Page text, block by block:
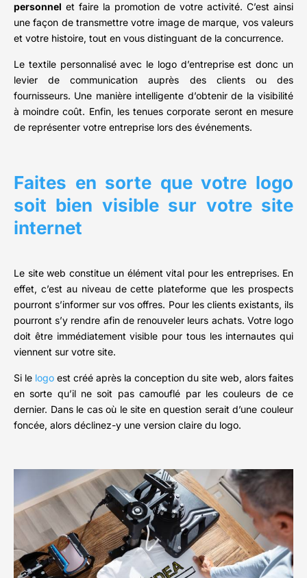
personnel et faire la promotion de votre activité. C’est ainsi
une façon de transmettre votre image de marque, vos valeurs
et votre histoire, tout en vous distinguant de la concurrence.
Le textile personnalisé avec le logo d’entreprise est donc un
levier de communication auprès des clients ou des
fournisseurs. Une manière intelligente d’obtenir de la visibilité
à moindre coût. Enfin, les tenues corporate seront en mesure
de représenter votre entreprise lors des événements.
Faites en sorte que votre logo
soit bien visible sur votre site
internet
Le site web constitue un élément vital pour les entreprises. En
effet, c’est au niveau de cette plateforme que les prospects
pourront s’informer sur vos offres. Pour les clients existants, ils
pourront s’y rendre afin de renouveler leurs achats. Votre logo
doit être immédiatement visible pour tous les internautes qui
viennent sur votre site.
Si le logo est créé après la conception du site web, alors faites
en sorte qu’il ne soit pas camouflé par les couleurs de ce
dernier. Dans le cas où le site en question serait d’une couleur
foncée, alors déclinez-y une version claire du logo.